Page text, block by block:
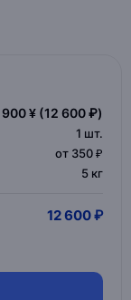
900 ¥ (12 600 ₽)
1 шт.
от 350 ₽
5 кг
12 600 ₽